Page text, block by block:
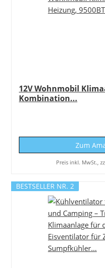
12V Wohnmobil
Kombination...
Zum
Preis inkl. MwSt.,
BESTSELLER NR. 2